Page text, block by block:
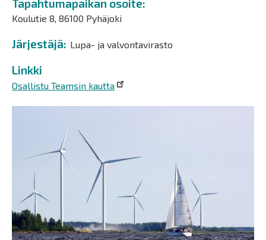
Tapahtumapaikan osoite
Koulutie 8, 86100 Pyhäjoki
Järjestäjä Lupa- ja valvontavirasto
Linkki
Osallistu Teamsin kautta